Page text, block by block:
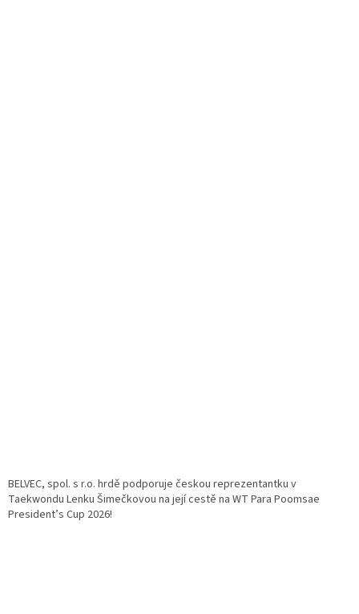
BELVEC, spol. s r.o. hrdě podporuje českou reprezentantku v
Taekwondu Lenku Šimečkovou na její cestě na WT Para Poomsae
President’s Cup 2026!